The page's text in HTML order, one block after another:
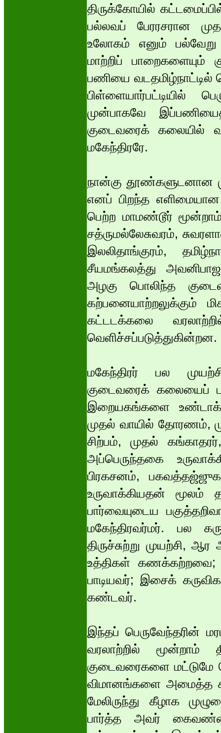
திருக்கோயில்
பல்லவப் பேரரசரான
உலோகம் எனும்
மாற்றிப் பாறைகளையும்
பணியை வடதமிழ்நாட்டில்
பிள்ளையார்பட்டியில்
முன்பாகவே
குடைவரைக் கலையில்
மகேந்திரரே.
நான்கு தூண்களுடனான
எனப் பிறந்த
பெற்ற மாமண்டூர்
சத்ருமல்லேசுவரம்,
இலலிதாங்குரம்,
சீயமங்கலத்து
அழகு பொலிந்த
கற்பனையாற்றலுக்கும்
கட்டடக்கலை
வெளிச்சப்படுத்துகின்றன.
மகேந்திரர் பல
குடைவரைக் கலையைப்
இறையகங்களை
முதல் வாயில் தோரணம்,
சிற்பம், முதல்
அப்பெருந்தகை
பிரகசனம்,
உருவாக்கியதன்
பார்வையுடைய
மகேந்திரவர்மர். பல
திருச்சுற்று
உத்திகள் கணக்கற்றவை;
பாடியவர்; இசைக்
கண்டவர்.
இந்தப் பெருவேந்தரின்
வரலாற்றில் மூன்றாம்
குடைவரைகளை மட்டுமே
விமானங்களை அமைத்த
மேலிருந்து கீழாக
பார்த்த அவர்